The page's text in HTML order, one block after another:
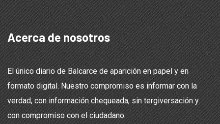
Acerca de nosotros
El único diario de Balcarce de aparición en papel y en
formato digital. Nuestro compromiso es informar con la
verdad, con información chequeada, sin tergiversación y
con compromiso con el ciudadano.